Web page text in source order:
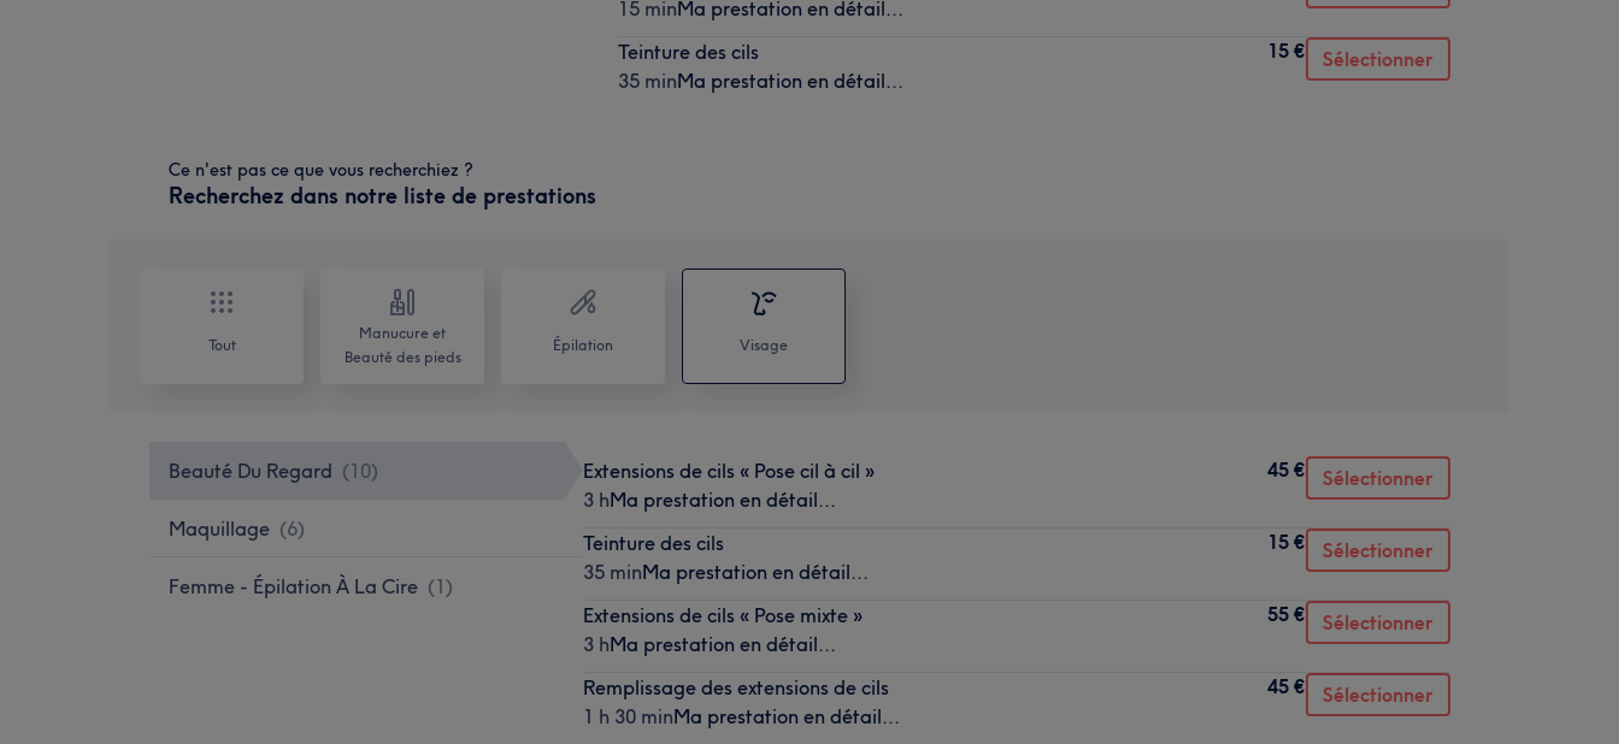
15 minMa prestation en détail...
Teinture des cils
35 minMa prestation en détail...
15 € Sélectionner
Ce n'est pas ce que vous recherchiez ?
Recherchez dans notre liste de prestations
Tout
Manucure et
Beauté des pieds
Épilation Visage
Beauté Du Regard (10)
Maquillage (6)
Femme - Épilation À La Cire (1)
Extensions de cils « Pose cil à cil »
3 hMa prestation en détail...
45 € Sélectionner
Teinture des cils
35 minMa prestation en détail...
15 € Sélectionner
Extensions de cils « Pose mixte »
3 hMa prestation en détail...
55 € Sélectionner
Remplissage des extensions de cils
1 h 30 minMa prestation en détail...
45 € Sélectionner